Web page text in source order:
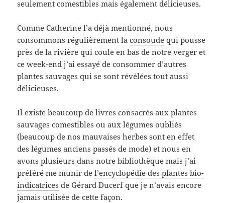
seulement comestibles mais également délicieuses.
Comme Catherine l’a déjàmentionné, nous
consommons régulièrement laconsoude qui pousse
près de la rivière qui coule en bas de notre verger et
ce week-end j’ai essayé de consommer d’autres
plantes sauvages qui se sont révélées tout aussi
délicieuses.
Il existe beaucoup de livres consacrés aux plantes
sauvages comestibles ou aux légumes oubliés
(beaucoup de nos mauvaises herbes sont en effet
des légumes anciens passés de mode) et nous en
avons plusieurs dans notre bibliothèque mais j’ai
préféré me munir del’encyclopédie des plantes bio-
indicatrices de Gérard Ducerf que je n’avais encore
jamais utilisée de cette façon.